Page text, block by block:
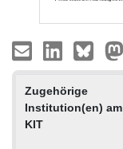
Zugehörige
Institution(en) am
KIT